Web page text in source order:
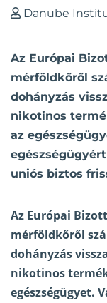
Danube
Az Európai
mérföldkőről
dohányzás
nikotinos
az
uniós biztos
Az Európai
mérföldkőről
dohányzás
nikotinos
egészségügyet.